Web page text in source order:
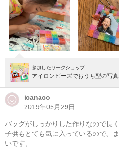
参加したワークショップ
アイロンビーズでおうち型の写
icanaco
2019年05月29日
バッグがしっかりした作りなので長
子供もとても気に入っているので、
いです。